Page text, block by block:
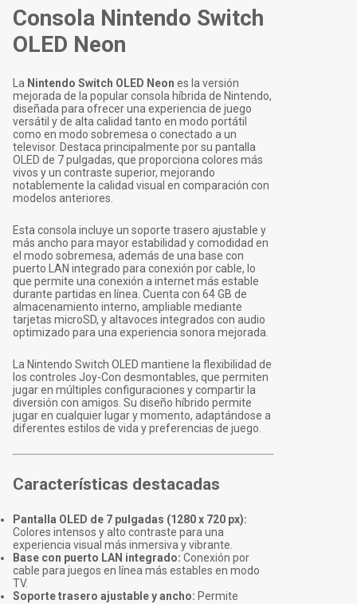
Consola Nintendo Switch
OLED Neon
La Nintendo Switch OLED Neon es la versión
mejorada de la popular consola híbrida de Nintendo,
diseñada para ofrecer una experiencia de juego
versátil y de alta calidad tanto en modo portátil
como en modo sobremesa o conectado a un
televisor. Destaca principalmente por su pantalla
OLED de 7 pulgadas, que proporciona colores más
vivos y un contraste superior, mejorando
notablemente la calidad visual en comparación con
modelos anteriores.
Esta consola incluye un soporte trasero ajustable y
más ancho para mayor estabilidad y comodidad en
el modo sobremesa, además de una base con
puerto LAN integrado para conexión por cable, lo
que permite una conexión a internet más estable
durante partidas en línea. Cuenta con 64 GB de
almacenamiento interno, ampliable mediante
tarjetas microSD, y altavoces integrados con audio
optimizado para una experiencia sonora mejorada.
La Nintendo Switch OLED mantiene la flexibilidad de
los controles Joy-Con desmontables, que permiten
jugar en múltiples configuraciones y compartir la
diversión con amigos. Su diseño híbrido permite
jugar en cualquier lugar y momento, adaptándose a
diferentes estilos de vida y preferencias de juego.
Características destacadas
Pantalla OLED de 7 pulgadas (1280 x 720 px):
Colores intensos y alto contraste para una
experiencia visual más inmersiva y vibrante.
Base con puerto LAN integrado: Conexión por
cable para juegos en línea más estables en modo
TV.
Soporte trasero ajustable y ancho: Permite